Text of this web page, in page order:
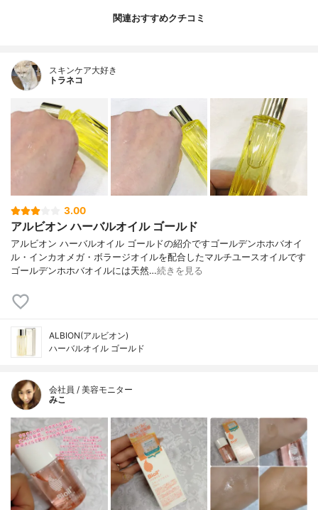
関連おすすめクチコミ
スキンケア大好き
トラネコ
3.00
アルビオン ハーバルオイル ゴールド
アルビオン ハーバルオイル ゴールドの紹介ですゴールデンホホバオイ
ル・インカオメガ・ボラージオイルを配合したマルチユースオイルです
ゴールデンホホバオイルには天然…続きを見る
ALBION(アルビオン)
ハーバルオイル ゴールド
会社員 / 美容モニター
みこ